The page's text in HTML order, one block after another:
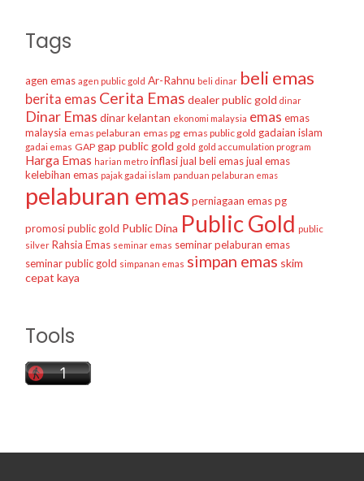
Tags
agen emas agen public gold Ar-Rahnu beli dinar beli emas
berita emas Cerita Emas dealer public gold dinar
Dinar Emas dinar kelantan ekonomi malaysia emas emas
malaysia emas pelaburan emas pg emas public gold gadaian islam
gadai emas GAP gap public gold gold gold accumulation program
Harga Emas harian metro inflasijual beli emasjual emas
kelebihan emas pajak gadai islam panduan pelaburan emas
pelaburan emas perniagaan emaspg
promosi public gold Public Dina Public Gold public
silver Rahsia Emas seminar emas seminar pelaburan emas
seminar public gold simpanan emas simpan emas skim
cepat kaya
Tools